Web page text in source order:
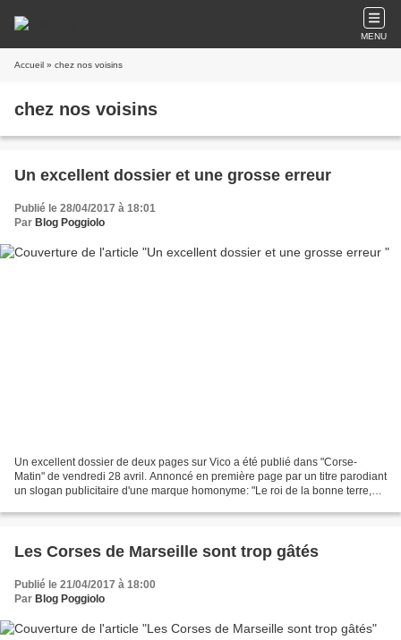
MENU
Accueil » chez nos voisins
chez nos voisins
Un excellent dossier et une grosse erreur
Publié le 28/04/2017 à 18:01
Par Blog Poggiolo
Un excellent dossier de deux pages sur Vico a été publié dans "Corse-
Matin" de vendredi 28 avril. Annoncé en première page par un titre parodiant
un slogan publicitaire d'une marque homonyme: "Le roi de la bonne terre,
Les Corses de Marseille sont trop gâtés
Publié le 21/04/2017 à 18:00
Par Blog Poggiolo